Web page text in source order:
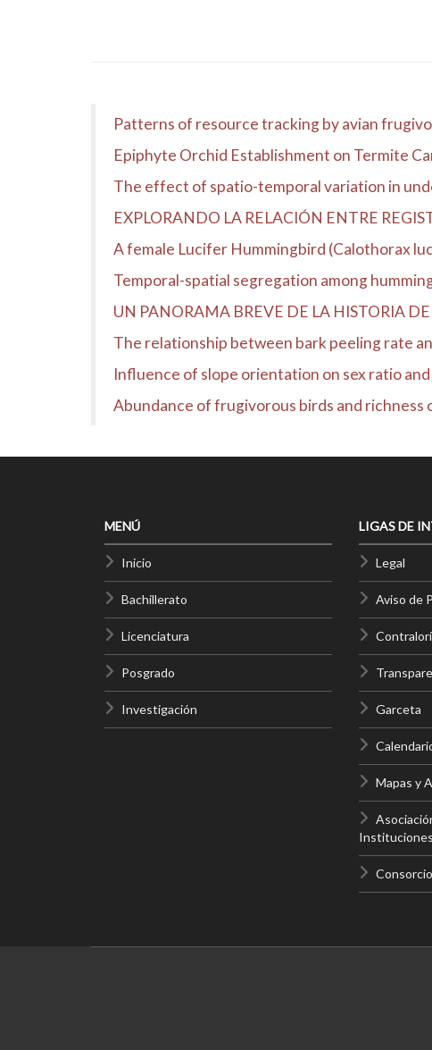
Patterns of resource tracking by avian
Epiphyte Orchid Establishment on Termite
The effect of spatio-temporal variation in
EXPLORANDO LA RELACIÓN ENTRE
A female Lucifer Hummingbird (Calothorax
Temporal-spatial segregation among
UN PANORAMA BREVE DE LA HISTORIA
The relationship between bark peeling rate
Influence of slope orientation on sex ratio
Abundance of frugivorous birds and
MENÚ
Inicio
Bachillerato
Licenciatura
Posgrado
Investigación
LIGAS DE
Legal
Aviso de
Garceta
Mapas y